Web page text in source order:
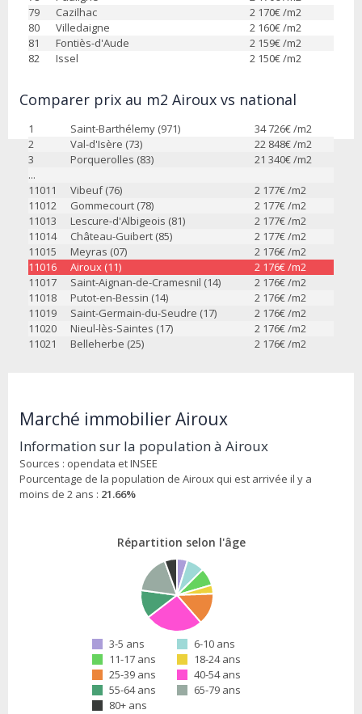
79
Cazilhac 2 170€ /m2
80
Villedaigne 2 160€ /m2
81
Fontiès-d'Aude 2 159€ /m2
82
Issel 2 150€ /m2
Comparer prix au m2 Airoux vs national
1 Saint-Barthélemy (971) 34 726€ /m2
2
Val-d'Isère (73) 22 848€ /m2
3
Porquerolles (83) 21 340€ /m2
...
11011
Vibeuf (76) 2 177€ /m2
11012
Gommecourt (78) 2 177€ /m2
11013
Lescure-d'Albigeois (81) 2 177€ /m2
11014
Château-Guibert (85) 2 177€ /m2
11015
Meyras (07) 2 176€ /m2
11016
Airoux (11) 2 176€ /m2
11017
Saint-Aignan-de-Cramesnil (14) 2 176€ /m2
11018
Putot-en-Bessin (14) 2 176€ /m2
11019
Saint-Germain-du-Seudre (17) 2 176€ /m2
11020
Nieul-lès-Saintes (17) 2 176€ /m2
11021
Belleherbe (25) 2 176€ /m2
Marché immobilier Airoux
Information sur la population à Airoux
Sources : opendata et INSEE
Pourcentage de la population de Airoux qui est arrivée il y a
moins de 2 ans : 21.66%
Répartition selon l'âge
3-5 ans
6-10 ans
11-17 ans
18-24 ans
25-39 ans
40-54 ans
55-64 ans
65-79 ans
80+ ans